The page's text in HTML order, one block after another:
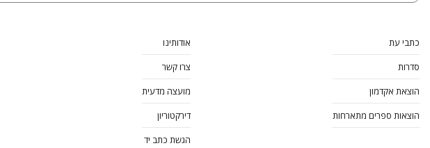
כתבי עת
סדרות
הוצאת אקדמון
הוצאות ספרים מתארחות
אודותינו
צרו קשר
מועצה מדעית
דירקטוריון
הגשת כתב יד